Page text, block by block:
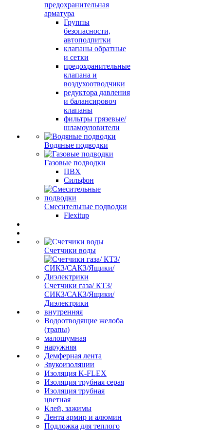
предохранительная
арматура
Группы
безопасности,
автоподпитки
клапаны обратные
и сетки
предохранительные
клапана и
воздухоотводчики
редуктора давления
и балансировоч
клапаны
фильтры грязевые/
шламоуловители
Водяные подводки
Газовые подводки
ПВХ
Сильфон
Смесительные подводки
Flexitup
Счетчики воды
Счетчики газа/ КТЗ/
СИКЗ/САКЗ/Ящики/
Диэлектрики
внутренняя
Водоотводящие желоба
(трапы)
малошумная
наружняя
Демферная лента
Звукоизоляции
Изоляция K-FLEX
Изоляция трубная серая
Изоляция трубная
цветная
Клей, зажимы
Лента армир и алюмин
Подложка для теплого